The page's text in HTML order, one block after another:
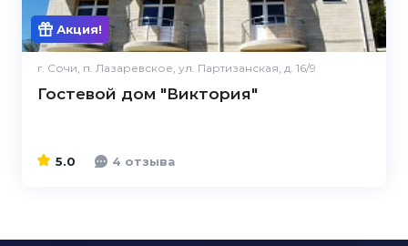
Акция!
г. Сочи, п. Лазаревское, ул. Партизанская, д. 16/9
Гостевой дом "Виктория"
5.0 4 отзыва